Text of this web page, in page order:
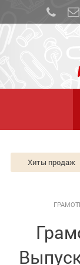
Хиты продаж